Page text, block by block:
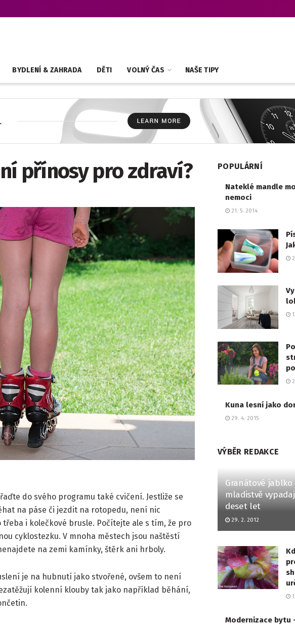
BYDLENÍ & ZAHRADA DĚTI VOLNÝ ČAS NAŠE TIPY
přínosy pro zdraví?
do svého programu také cvičení. Jestliže se
na páse či jezdit na rotopedu, není nic
i kolečkové brusle. Počítejte ale s tím, že pro
cyklostezku. V mnoha městech jsou naštěstí
na zemi kamínky, štěrk ani hrboly.
je na hubnutí jako stvořené, ovšem to není
kolenní klouby tak jako například běhání,
POPULÁRNÍ
Nateklé mandle
nemoci
21. 5. 2014
Kuna lesní jako
29. 4. 2015
VÝBĚR REDAKCE
Granátové
mladistvě
deset let
29. 2. 2012
Modernizace